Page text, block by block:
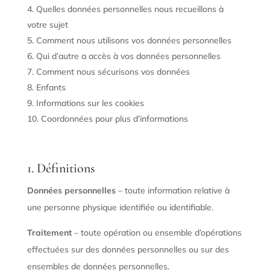
Quelles données personnelles nous recueillons à
votre sujet
Comment nous utilisons vos données personnelles
Qui d’autre a accès à vos données personnelles
Comment nous sécurisons vos données
Enfants
Informations sur les cookies
Coordonnées pour plus d’informations
1. Définitions
Données personnelles– toute information relative à
une personne physique identifiée ou identifiable.
Traitement– toute opération ou ensemble d’opérations
effectuées sur des données personnelles ou sur des
ensembles de données personnelles.